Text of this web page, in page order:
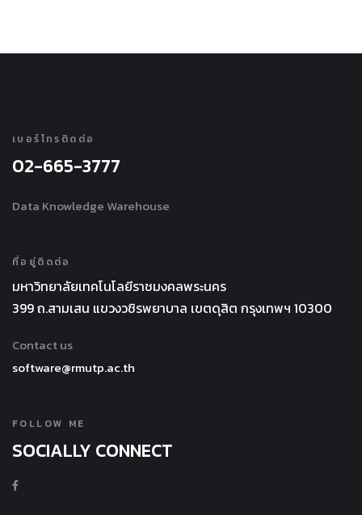
เบอร์โทรติดต่อ
02-665-3777
Data Knowledge Warehouse
ที่อยู่ติดต่อ
มหาวิทยาลัยเทคโนโลยีราชมงคลพระนคร
399 ถ.สามเสน แขวงวชิรพยาบาล เขตดุสิต กรุงเทพฯ 10300
Contact us
software@rmutp.ac.th
FOLLOW ME
SOCIALLY CONNECT